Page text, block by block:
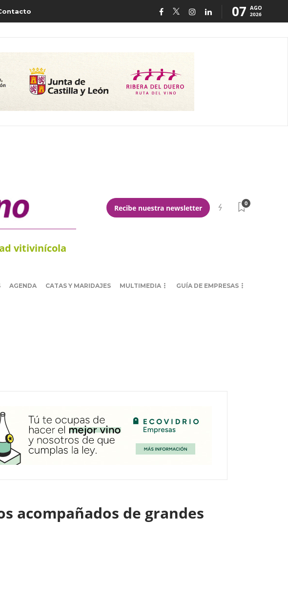
07 AGO
2026
vitivinícola
Recibe nuestra newsletter
0
AGENDA CATAS Y MARIDAJES MULTIMEDIA GUÍA DE EMPRESAS
acompañados de grandes